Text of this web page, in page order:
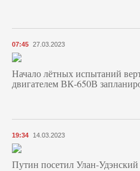
07:45 27.03.2023
Начало лётных испытаний
двигателем ВК-650В
19:34 14.03.2023
Путин посетил Улан-Удэнский